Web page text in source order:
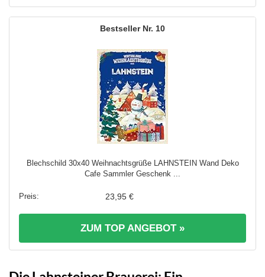
10
Blechschild 30x40 Weihnachtsgrüße LAHNSTEIN Wand Deko
Cafe Sammler Geschenk ...
23,95 €
ZUM TOP ANGEBOT »